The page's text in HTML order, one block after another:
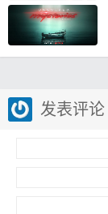
发表评论